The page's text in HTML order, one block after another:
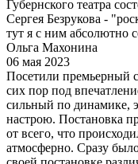
Губернского театра
Сергея Безрукова -
тут я с ним абсолютно
Ольга Махонина
06 мая 2023
Посетили премьерный
сих пор под
сильный по динамике,
настрою. Постановка
от всего, что
атмосферно. Сразу